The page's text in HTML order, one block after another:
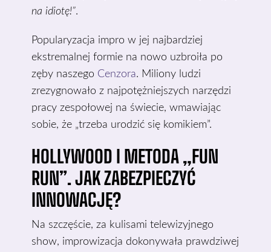
na idiotę!”.
Popularyzacja impro w jej najbardziej
ekstremalnej formie na nowo uzbroiła po
zęby naszego Cenzora. Miliony ludzi
zrezygnowało z najpotężniejszych narzędzi
pracy zespołowej na świecie, wmawiając
sobie, że „trzeba urodzić się komikiem”.
HOLLYWOOD I METODA „FUN
RUN”. JAK ZABEZPIECZYĆ
INNOWACJĘ?
Na szczęście, za kulisami telewizyjnego
show, improwizacja dokonywała prawdziwej